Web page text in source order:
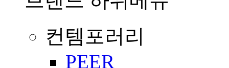
컨템포러리
PEER